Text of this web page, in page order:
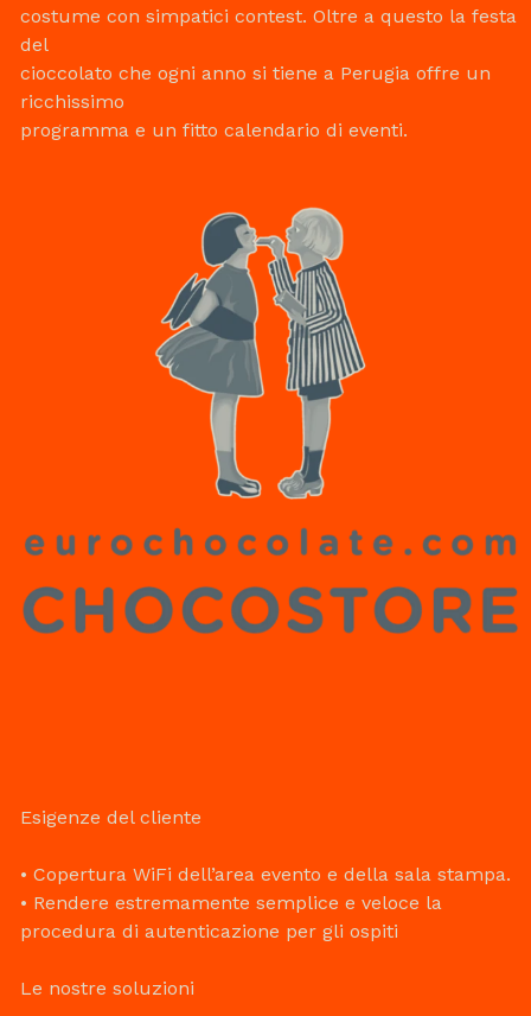
costume con simpatici contest. Oltre a questo la festa
del
cioccolato che ogni anno si tiene a Perugia offre un
ricchissimo
programma e un fitto calendario di eventi.
Esigenze del cliente
• Copertura WiFi dell’area evento e della sala stampa.
• Rendere estremamente semplice e veloce la
procedura di autenticazione per gli ospiti
Le nostre soluzioni